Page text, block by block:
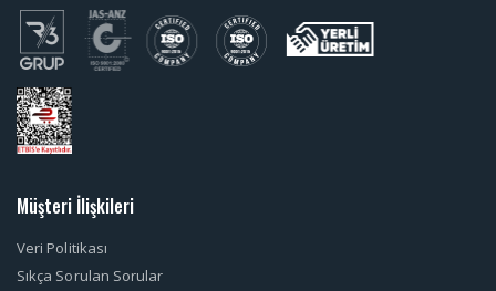
Müşteri İlişkileri
Veri Politikası
Sıkça Sorulan Sorular